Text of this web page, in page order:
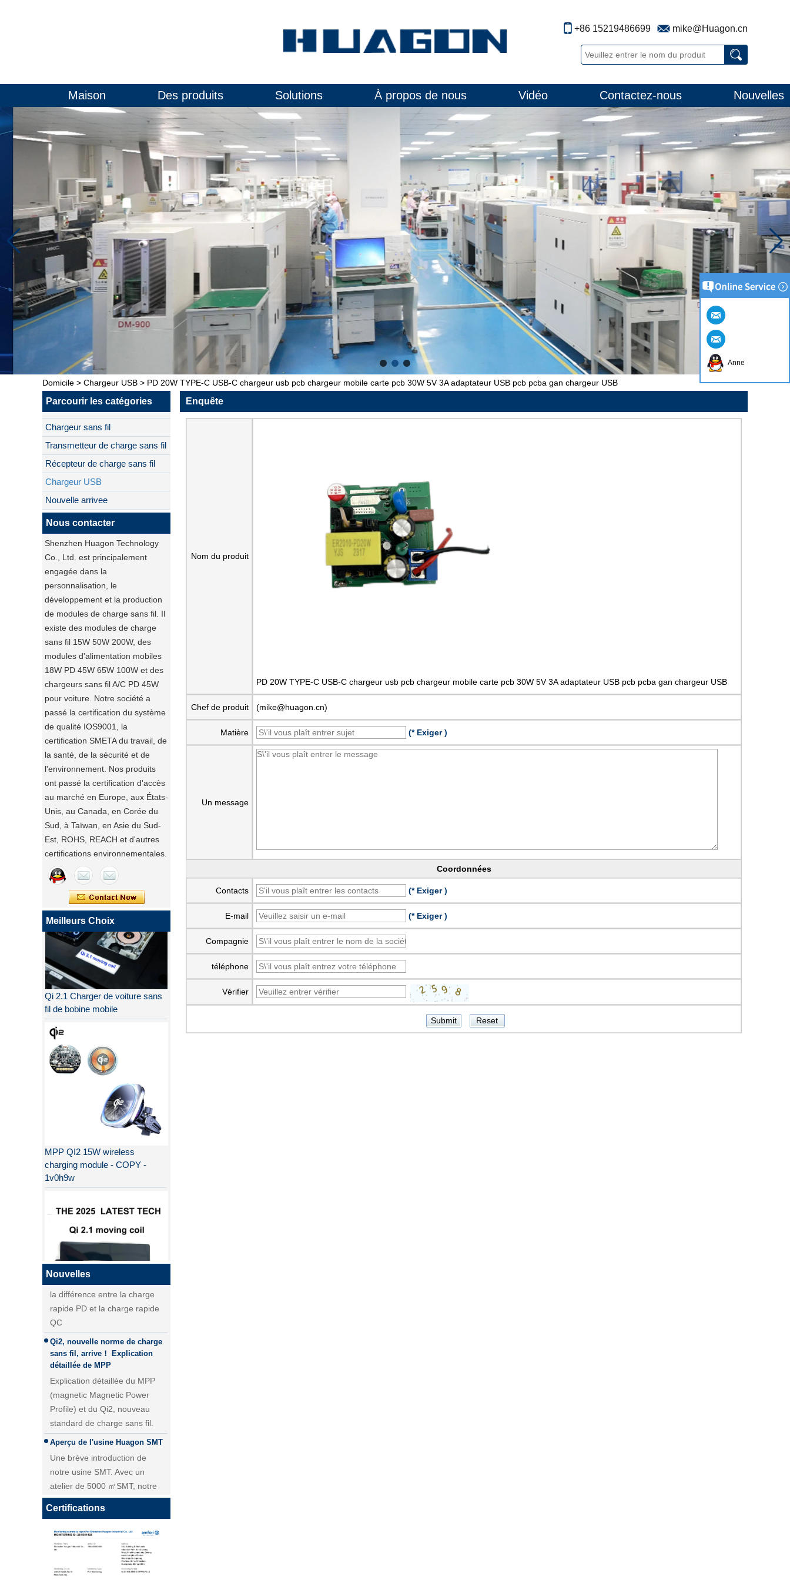
+86 15219486699 mike@Huagon.cn
Maison Des produits Solutions À propos de nous Vidéo Contactez-nous Nouvelles
Domicile > Chargeur USB > PD 20W TYPE-C USB-C chargeur usb pcb chargeur mobile carte pcb 30W 5V 3A adaptateur USB pcb pcba gan chargeur USB
Parcourir les catégories
Chargeur sans fil
Transmetteur de charge sans fil
Récepteur de charge sans fil
Chargeur USB
Nouvelle arrivee
Nous contacter
Shenzhen Huagon Technology
Co., Ltd. est principalement
engagée dans la
personnalisation, le
développement et la production
de modules de charge sans fil. Il
existe des modules de charge
sans fil 15W 50W 200W, des
modules d'alimentation mobiles
18W PD 45W 65W 100W et des
chargeurs sans fil A/C PD 45W
pour voiture. Notre société a
passé la certification du système
de qualité IOS9001, la
certification SMETA du travail, de
la santé, de la sécurité et de
l'environnement. Nos produits
ont passé la certification d'accès
au marché en Europe, aux États-
Unis, au Canada, en Corée du
Sud, à Taïwan, en Asie du Sud-
Est, ROHS, REACH et d'autres
certifications environnementales.
Meilleurs Choix
Qi 2.1 Charger de voiture sans
fil de bobine mobile
charging module - COPY -
1v0h9w
QI2
QI2 Chargeur sans fil - Copie -
JCJW30
Nouvelles
Pourquoi QI2 est meilleur que
la différence entre la charge
rapide PD et la charge rapide
QC
rapide PD et la charge rapide
QC
Qi2, nouvelle norme de charge
sans fil, arrive！ Explication
détaillée de MPP
Explication détaillée du MPP
(magnetic Magnetic Power
Profile) et du Qi2, nouveau
standard de charge sans fil.
Aperçu de l'usine Huagon SMT
Une brève introduction de
notre usine SMT. Avec un
atelier de 5000 ㎡SMT, notre
livraison quotidienne pour le
Personnalisation du module de
charge sans fil Huagon solution
de charge sans fil unique
Personnalisation du module de
Certifications
Enquête
Nom du produit
PD 20W TYPE-C USB-C chargeur usb pcb chargeur mobile carte pcb 30W 5V 3A adaptateur USB pcb pcba gan chargeur USB
Chef de produit (mike@huagon.cn)
Matière (* Exiger )
Un message
Coordonnées
Contacts (* Exiger )
E-mail (* Exiger )
Compagnie
téléphone
Vérifier
Anne